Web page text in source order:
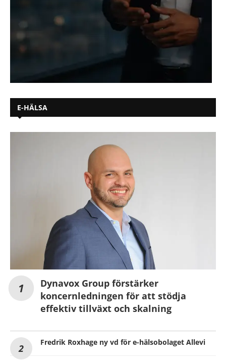
E-HÄLSA
Dynavox Group förstärker
koncernledningen för att stödja
effektiv tillväxt och skalning
Fredrik Roxhage ny vd för e-hälsobolaget Allevi